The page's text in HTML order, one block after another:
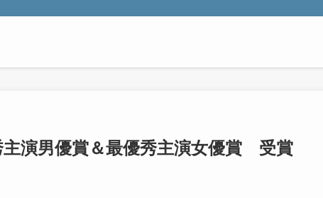
演男優賞＆最優秀主演女優賞 受賞